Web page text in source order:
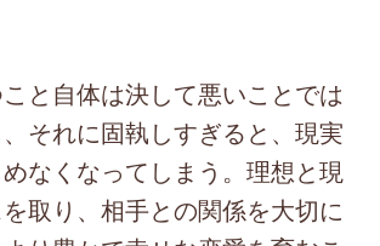
と自体は決して悪いことでは
それに固執しすぎると、現実
なくなってしまう。理想と現
取り、相手との関係を大切に